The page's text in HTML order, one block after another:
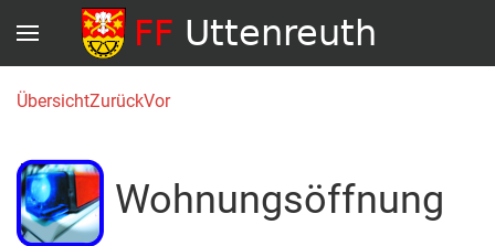
ÜbersichtZurückVor
Wohnungsöffnung